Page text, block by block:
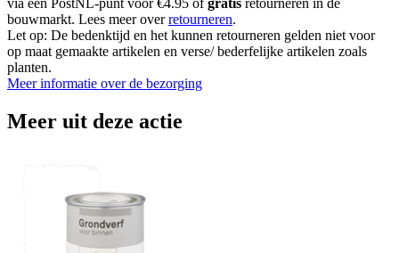
via een PostNL-punt voor €4.95 of gratis retourneren in de
bouwmarkt. Lees meer overretourneren.
Let op: De bedenktijd en het kunnen retourneren gelden niet voor
op maat gemaakte artikelen en verse/ bederfelijke artikelen zoals
planten.
Meer informatie over de bezorging
Meer uit deze actie